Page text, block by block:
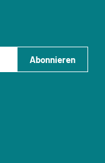
Abonnieren